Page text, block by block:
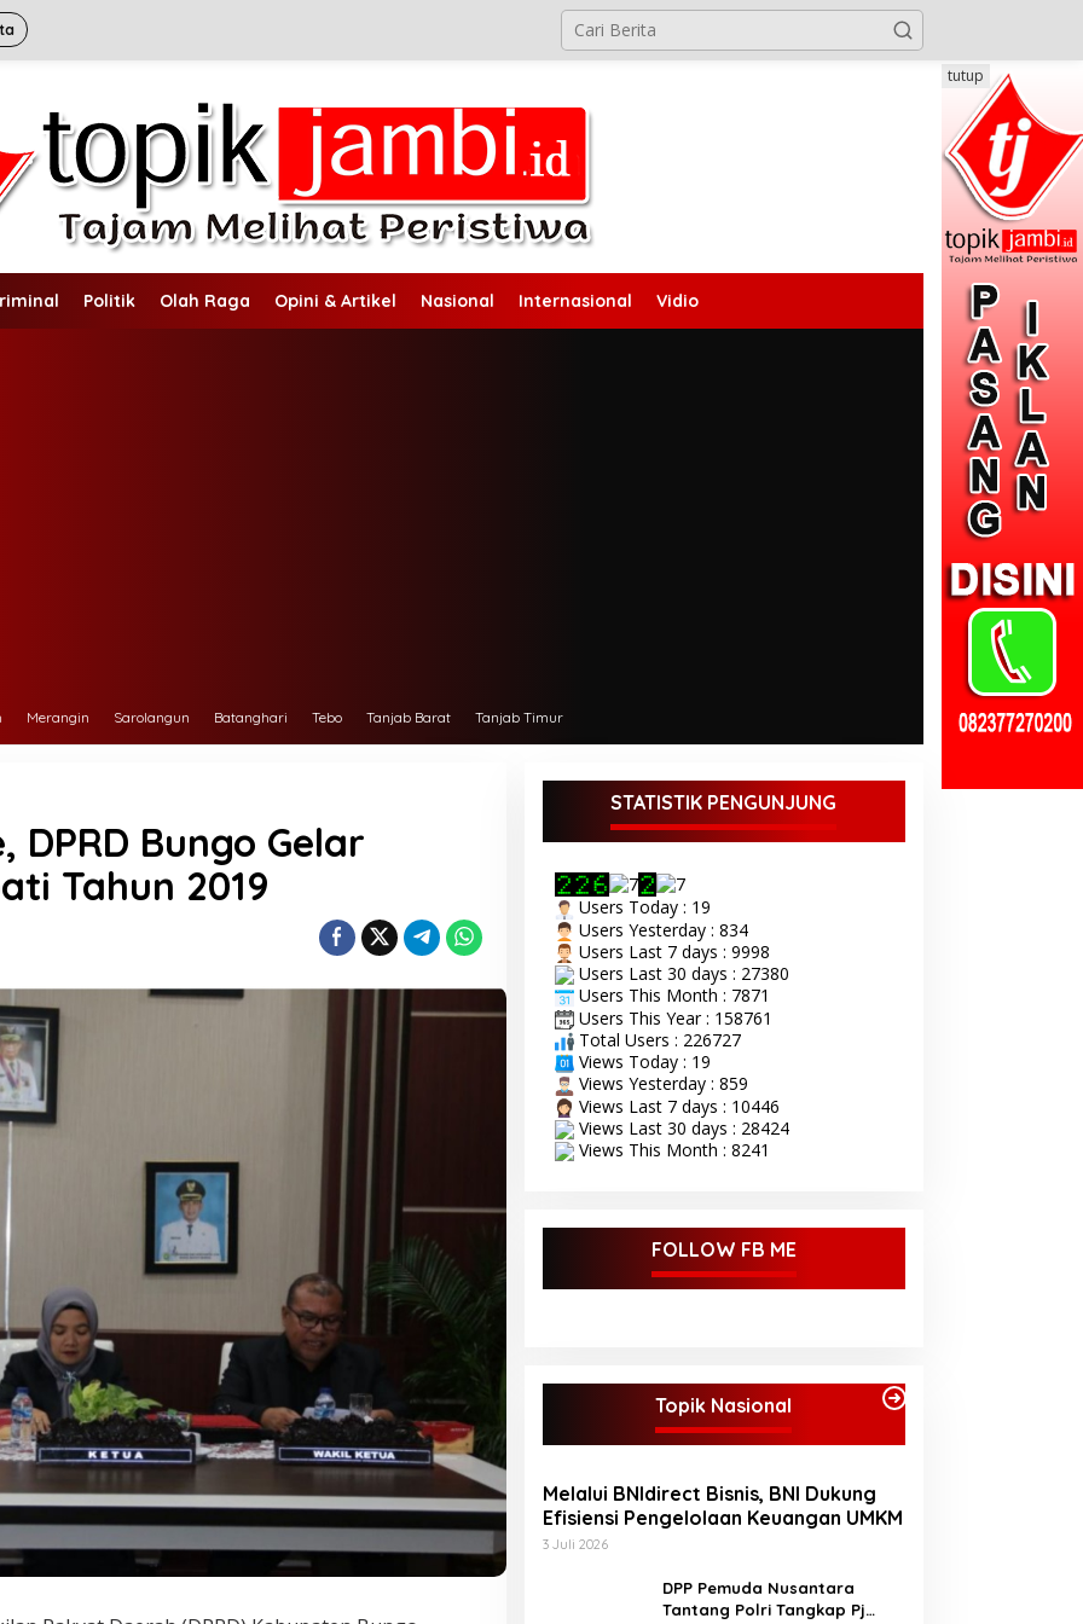
Politik Olah Raga Opini & Artikel Nasional Internasional Vidio
Merangin Sarolangun Batanghari Tebo Tanjab Barat Tanjab Timur
tutup
DPRD Bungo Gelar
Tahun 2019
STATISTIK PENGUNJUNG
Users Today : 19
Users Yesterday : 834
Users Last 7 days : 9998
Users Last 30 days : 27380
Users This Month : 7871
Users This Year : 158761
Total Users : 226727
Views Today : 19
Views Yesterday : 859
Views Last 7 days : 10446
Views Last 30 days : 28424
Views This Month : 8241
FOLLOW FB ME
Topik Nasional
Melalui BNIdirect Bisnis, BNI Dukung
Efisiensi Pengelolaan Keuangan UMKM
3 Juli 2026
DPP Pemuda Nusantara
Tantang Polri Tangkap Pj